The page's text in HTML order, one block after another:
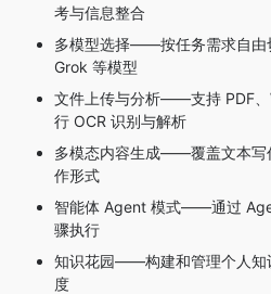
考与信息整合
多模型选择——按任务需求自由
Grok 等模型
文件上传与分析——支持 PDF
行 OCR 识别与解析
多模态内容生成——覆盖文本写
作形式
智能体 Agent 模式——通过
骤执行
知识花园——构建和管理个人知
度